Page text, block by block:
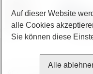
Auf dieser Website
alle Cookies
Sie können diese
Alle